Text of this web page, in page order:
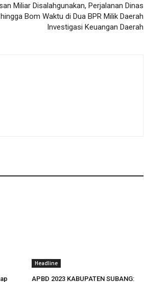
Miliar Disalahgunakan, Perjalanan Dinas
Bom Waktu di Dua BPR Milik Daerah
Investigasi Keuangan Daerah
Headline
APBD 2023 KABUPATEN SUBANG: